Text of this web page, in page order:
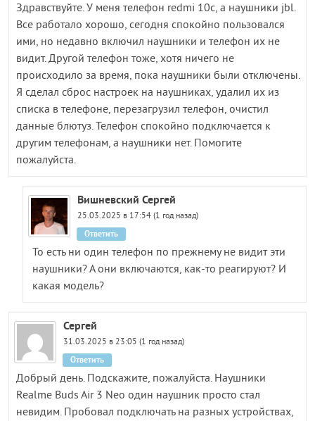
Здравствуйте. У меня телефон redmi 10c, а наушники jbl.
Все работало хорошо, сегодня спокойно пользовался
ими, но недавно включил наушники и телефон их не
видит. Другой телефон тоже, хотя ничего не
происходило за время, пока наушники были отключены.
Я сделал сброс настроек на наушниках, удалил их из
списка в телефоне, перезагрузил телефон, очистил
данные блютуз. Телефон спокойно подключается к
другим телефонам, а наушники нет. Помогите
пожалуйста.
Вишневский Сергей
25.03.2025 в 17:54 (1 год назад)
То есть ни один телефон по прежнему не видит эти
наушники? А они включаются, как-то реагируют? И
какая модель?
Ответить
Сергей
31.03.2025 в 23:05 (1 год назад)
Добрый день. Подскажите, пожалуйста. Наушники
Realme Buds Air 3 Neo один наушник просто стал
невидим. Пробовал подключать на разных устройствах,
Ответить